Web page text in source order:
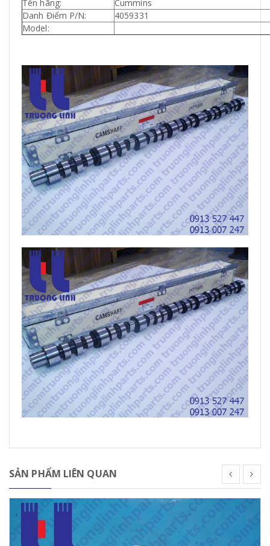
Tên hãng:
Cummins
Danh Điểm P/N:
4059331
Model:
SẢN PHẨM LIÊN QUAN